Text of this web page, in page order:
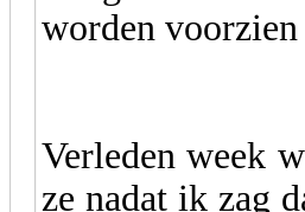
worden
Verleden week
ze nadat ik zag